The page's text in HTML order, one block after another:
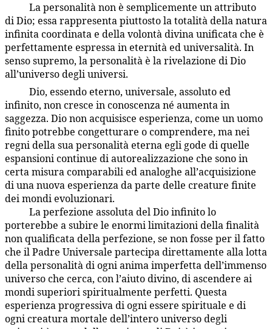
La personalità non è semplicemente un attributo
di Dio; essa rappresenta piuttosto la totalità della natura
infinita coordinata e della volontà divina unificata che è
perfettamente espressa in eternità ed universalità. In
senso supremo, la personalità è la rivelazione di Dio
all’universo degli universi.
Dio, essendo eterno, universale, assoluto ed
infinito, non cresce in conoscenza né aumenta in
saggezza. Dio non acquisisce esperienza, come un uomo
finito potrebbe congetturare o comprendere, ma nei
regni della sua personalità eterna egli gode di quelle
espansioni continue di autorealizzazione che sono in
certa misura comparabili ed analoghe all’acquisizione
di una nuova esperienza da parte delle creature finite
dei mondi evoluzionari.
La perfezione assoluta del Dio infinito lo
porterebbe a subire le enormi limitazioni della finalità
non qualificata della perfezione, se non fosse per il fatto
che il Padre Universale partecipa direttamente alla lotta
della personalità di ogni anima imperfetta dell’immenso
universo che cerca, con l’aiuto divino, di ascendere ai
mondi superiori spiritualmente perfetti. Questa
esperienza progressiva di ogni essere spirituale e di
ogni creatura mortale dell’intero universo degli